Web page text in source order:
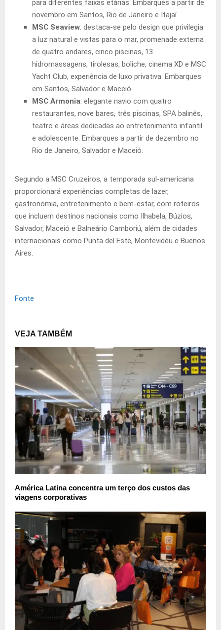
para diferentes faixas etárias. Embarques a partir de
novembro em Santos, Rio de Janeiro e Itajaí.
MSC Seaview: destaca-se pelo design que privilegia
a luz natural e vistas para o mar, promenade externa
de quatro andares, cinco piscinas, 13
hidromassagens, tirolesas, boliche, cinema XD e MSC
Yacht Club, experiência de luxo privativa. Embarques
em Santos, Salvador e Maceió.
MSC Armonia: elegante navio com quatro
restaurantes, nove bares, três piscinas, SPA balinês,
teatro e áreas dedicadas ao entretenimento infantil
e adolescente. Embarques a partir de dezembro no
Rio de Janeiro, Salvador e Maceió.
Segundo a MSC Cruzeiros, a temporada sul-americana
proporcionará experiências completas de lazer,
gastronomia, entretenimento e bem-estar, com roteiros
que incluem destinos nacionais como Ilhabela, Búzios,
Salvador, Maceió e Balneário Camboriú, além de cidades
internacionais como Punta del Este, Montevidéu e Buenos
Aires.
Fonte
VEJA TAMBÉM
América Latina concentra um terço dos custos das
viagens corporativas